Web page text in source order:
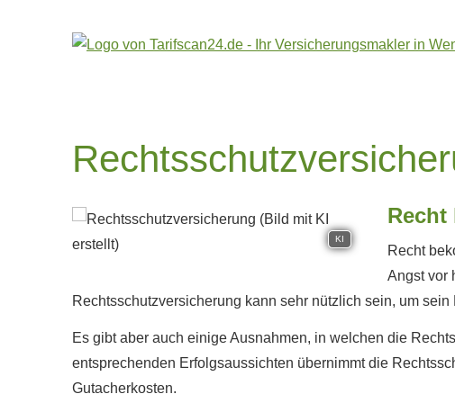
KI
Recht
Recht
Angst vor
Rechts­schutz­ver­si­che­rung kann sehr nützlich sein, um
Es gibt aber auch einige Ausnahmen, in welchen die
entsprechenden Erfolgsaussichten übernimmt die
Gutacherkosten.